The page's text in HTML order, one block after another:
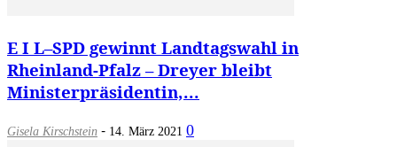
E I L–SPD gewinnt Landtagswahl in
Rheinland-Pfalz – Dreyer bleibt
Ministerpräsidentin,...
Gisela Kirschstein - 14. März 2021 0